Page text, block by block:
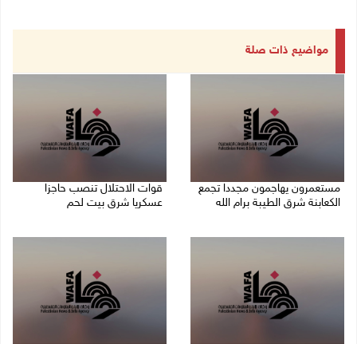
مواضيع ذات صلة
مستعمرون يهاجمون مجددا تجمع
الكعابنة شرق الطيبة برام الله
قوات الاحتلال تنصب حاجزا
عسكريا شرق بيت لحم